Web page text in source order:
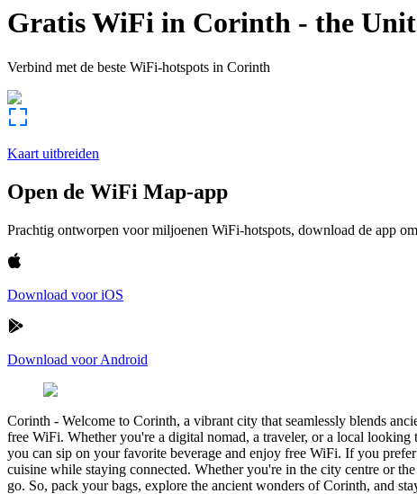
Gratis WiFi in Corinth - the
Verbind met de beste WiFi-hotspots in Corinth
Kaart uitbreiden
Open de WiFi Map-app
Prachtig ontworpen voor miljoenen WiFi-hotspots, download de app
Download voor iOS
Download voor Android
Corinth - Welcome to Corinth, a vibrant city that seamlessly blends
free WiFi. Whether you're a digital nomad, a traveler, or a local
you can sip on your favorite beverage and enjoy free WiFi. If you
cuisine while staying connected. Whether you're in the city centre or
go. So, pack your bags, explore the ancient wonders of Corinth, and